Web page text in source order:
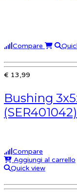
Compare
€ 13,99
Bushing
(SER401042)
Compare
Aggiungi al carrello
Quick view